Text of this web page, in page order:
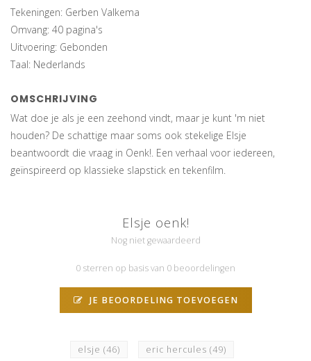
Tekeningen: Gerben Valkema
Omvang: 40 pagina's
Uitvoering: Gebonden
Taal: Nederlands
OMSCHRIJVING
Wat doe je als je een zeehond vindt, maar je kunt 'm niet
houden? De schattige maar soms ook stekelige Elsje
beantwoordt die vraag in Oenk!. Een verhaal voor iedereen,
geïnspireerd op klassieke slapstick en tekenfilm.
Elsje oenk!
Nog niet gewaardeerd
0 sterren op basis van 0 beoordelingen
JE BEOORDELING TOEVOEGEN
elsje (46) eric hercules (49)